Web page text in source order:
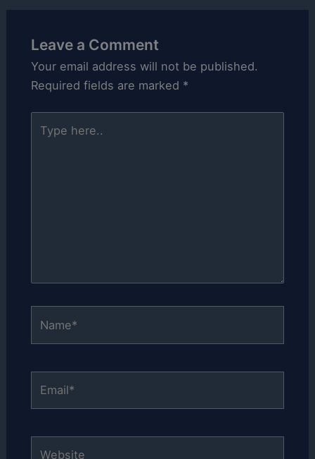
Leave a Comment
Your email address will not be published.
Required fields are marked *
here..